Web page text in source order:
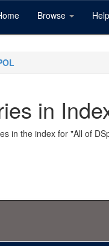
Browse Help
in
in the index for "All of